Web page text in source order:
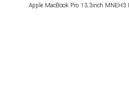
Apple MacBook Pro 13.3inch